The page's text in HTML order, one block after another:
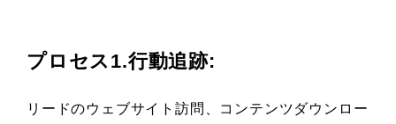
プロセス1.行動追跡:
リードのウェブサイト訪問、コンテンツダウンロー